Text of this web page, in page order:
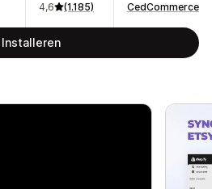
4,6
(1.185)
CedCommerce
Installeren